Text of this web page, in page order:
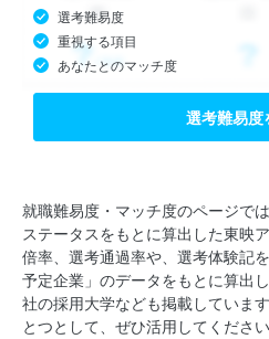
選考難易度
重視する項目
あなたとのマッチ度
選考難易度
就職難易度・マッチ度のページで
ステータスをもとに算出した東映
倍率、選考通過率や、選考体験記
予定企業」のデータをもとに算出
社の採用大学なども掲載していま
とつとして、ぜひ活用してください